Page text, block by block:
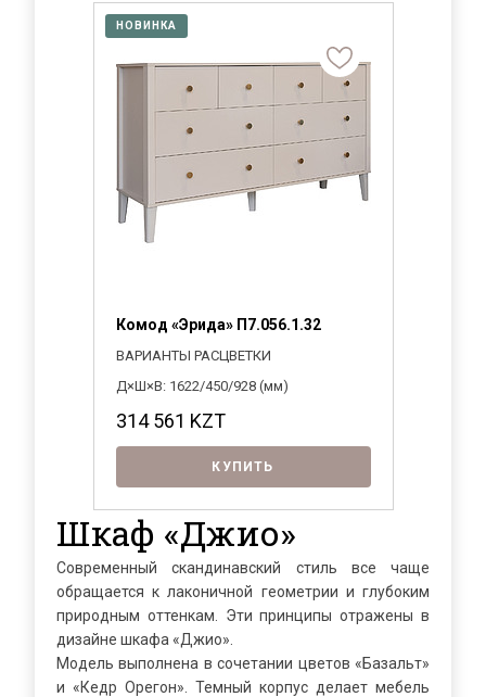
НОВИНКА
Комод «Эрида» П7.056.1.32
ВАРИАНТЫ РАСЦВЕТКИ
Д×Ш×В: 1622/450/928 (мм)
314 561 KZT
КУПИТЬ
Шкаф «Джио»
Современный скандинавский стиль все чаще
обращается к лаконичной геометрии и глубоким
природным оттенкам. Эти принципы отражены в
дизайне шкафа «Джио».
Модель выполнена в сочетании цветов «Базальт»
и «Кедр Орегон». Темный корпус делает мебель